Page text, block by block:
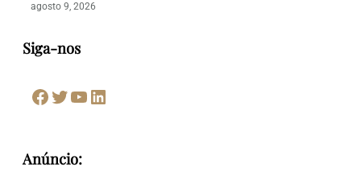
agosto 9, 2026
Siga-nos
Facebook Twitter Youtube LinkedIn
Anúncio: